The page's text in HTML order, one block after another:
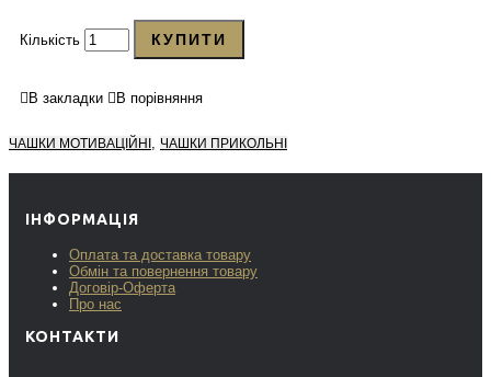
Кількість КУПИТИ
В закладки В порівняння
ЧАШКИ МОТИВАЦІЙНІ , ЧАШКИ ПРИКОЛЬНІ
ІНФОРМАЦІЯ
Оплата та доставка товару
Обмін та повернення товару
Договір-Оферта
Про нас
КОНТАКТИ